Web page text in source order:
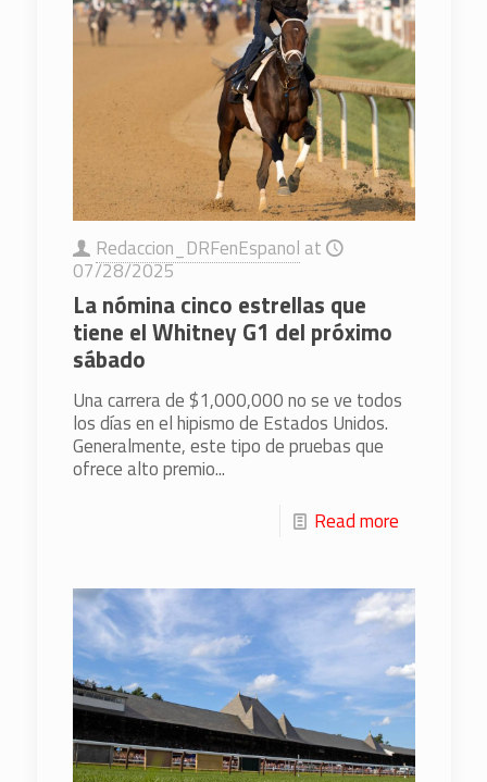
Redaccion_DRFenEspanol at
07/28/2025
La nómina cinco estrellas que
tiene el Whitney G1 del próximo
sábado
Una carrera de $1,000,000 no se ve todos
los días en el hipismo de Estados Unidos.
Generalmente, este tipo de pruebas que
ofrece alto premio...
Read more